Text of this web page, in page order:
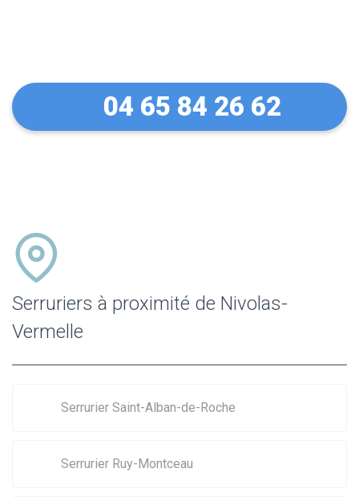
04 65 84 26 62
Serruriers à proximité de Nivolas-
Vermelle
Serrurier Saint-Alban-de-Roche
Serrurier Ruy-Montceau